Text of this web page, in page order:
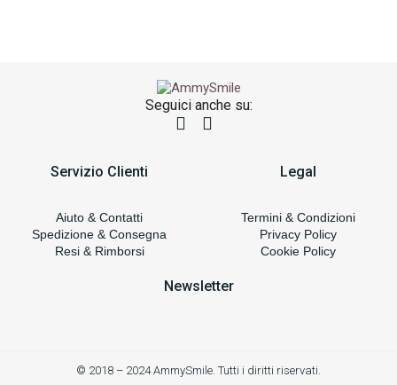
Seguici anche su:
Servizio Clienti
Aiuto & Contatti
Spedizione & Consegna
Resi & Rimborsi
Legal
Termini & Condizioni
Privacy Policy
Cookie Policy
Newsletter
© 2018 – 2024 AmmySmile. Tutti i diritti riservati.